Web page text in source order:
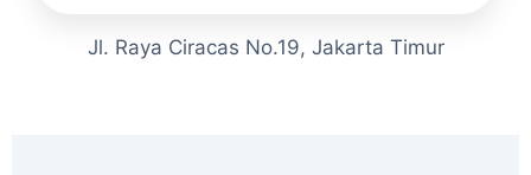
Jl. Raya Ciracas No.19, Jakarta Timur